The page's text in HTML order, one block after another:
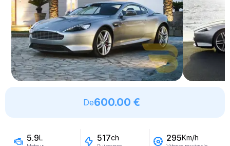
De600.00 €
5.9L 517ch 295Km/h